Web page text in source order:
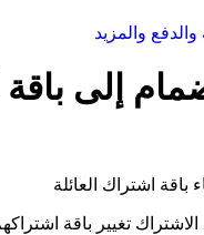
والمزيد
إلى
باقة اشتراك العائلة